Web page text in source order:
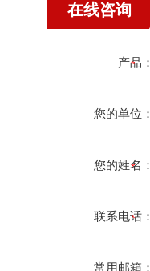
在线咨询
产品：
您的单位：
您的姓名：
联系电话：
常用邮箱：